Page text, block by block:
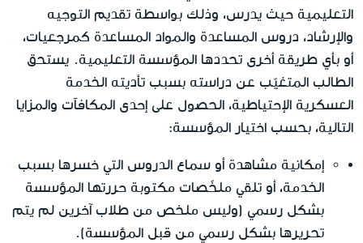
التعليمية حيث يدرس، وذلك بواسطة تقديم التوجيه
والإرشاد، دروس المساعدة والمواد المساعدة كمرجعيات،
أو بأي طريقة أخرى تحددها المؤسسة التعليمية. يستحق
الطالب المتغيّب عن دراسته بسبب تأديته الخدمة
العسكرية الإحتياطية، الحصول على إحدى المكافآت والمزايا
التالية، بحسب اختيار المؤسسة:
إمكانية مشاهدة أو سماع الدروس التي خسرها بسبب
الخدمة، أو تلقي ملخّصات مكتوبة حررتها المؤسسة
بشكل رسمي (وليس ملخص من طلاب آخرين لم يتم
تحريرها بشكل رسمي من قبل المؤسسة).